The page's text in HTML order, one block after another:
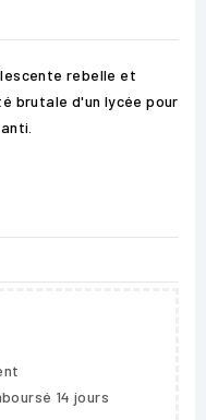
rebelle et
brutale d'un lycée pour
14 jours